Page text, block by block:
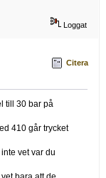
Loggat
Citera
till 30 bar på
410 går trycket
vet var du